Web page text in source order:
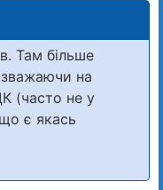
Там більше
зважаючи на
(часто не у
є якась